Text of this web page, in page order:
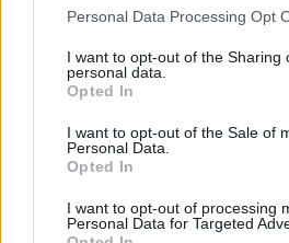
Please note that this website/app
not limited to your visit or usage
grant or deny consent to Google
use your data for below specified
consent section.
Personal Data Processing Opt
I want to opt-out of the Sharing
personal data.
Opted In
I want to opt-out of the Sale of
Personal Data.
Opted In
I want to opt-out of processing
Personal Data for Targeted
betiltották.
Érdekes adalék az indexről.
betiltott dolgokról, könyvekről.
gyűjteni kezdték a betiltott
Erre jött a válaszlépés. A
Titokban azért éjszakánként